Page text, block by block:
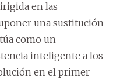
en las
una sustitución
como un
inteligente a los
en el primer